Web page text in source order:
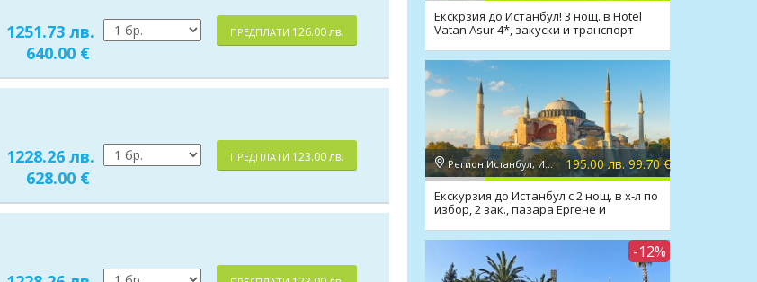
1251.73 лв.
640.00 €
ПРЕДПЛАТИ 126.00 лв.
1228.26 лв.
628.00 €
ПРЕДПЛАТИ 123.00 лв.
Екскрзия до Истанбул! 3 нощ. в Hotel
Vatan Asur 4*, закуски и транспорт
Регион Истанбул, Истанбул 195.00 лв. 99.70 €
Екскурзия до Истанбул с 2 нощ. в х-л по
избор, 2 зак., пазара Ергене и
-12%